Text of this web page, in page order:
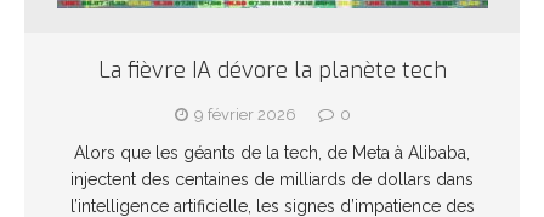
La fièvre IA dévore la planète tech
9 février 2026 0
Alors que les géants de la tech, de Meta à Alibaba,
injectent des centaines de milliards de dollars dans
l’intelligence artificielle, les signes d’impatience des